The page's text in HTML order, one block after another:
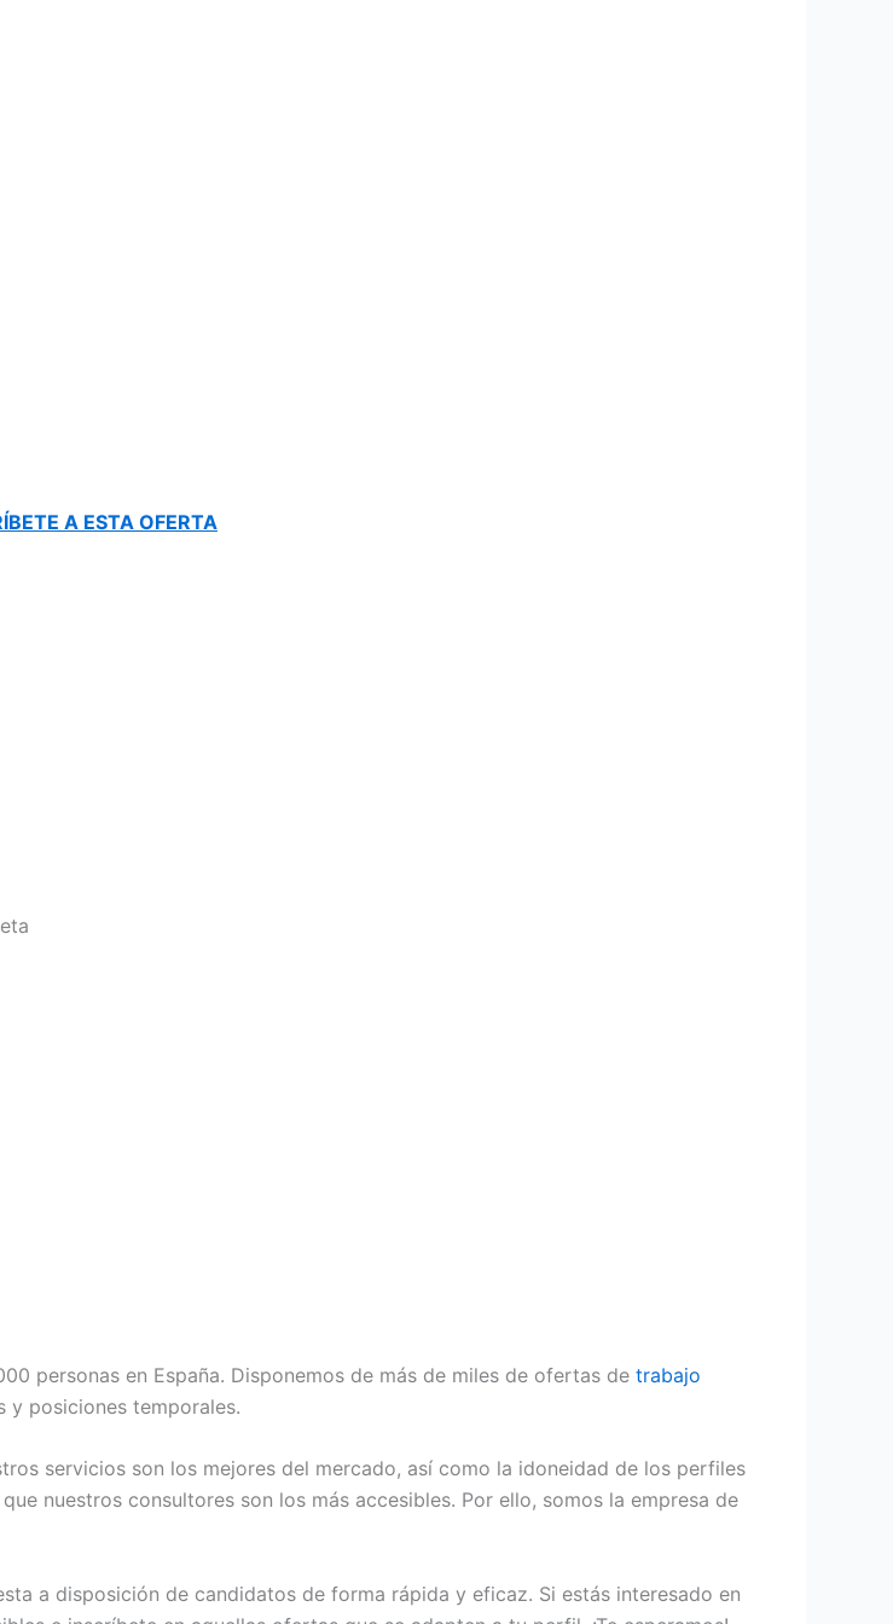
A ESTA OFERTA
personas en España. Disponemos de más de miles de ofertas de trabajo
y posiciones temporales.
servicios son los mejores del mercado, así como la idoneidad de los perfiles
nuestros consultores son los más accesibles. Por ello, somos la empresa de
a disposición de candidatos de forma rápida y eficaz. Si estás interesado en